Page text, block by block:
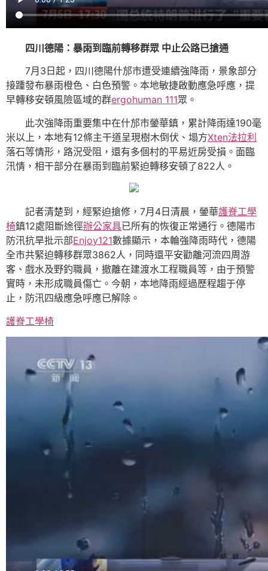
四川德陽：暴雨到臨前轉移群眾 中止公路已搶通
7月3日起，四川德陽什邡市遭受連續強降雨，景象部分
接踵發布暴雨橙色、白色預警。本地敏捷啟動應急呼應，提
早轉移安頓風險區域的群ergohuman 111眾。
此次強降雨重要集中在什邡市鎣華鎮，累計降雨達190毫
米以上，本地有12條主干道呈現樹木倒伏、塌方Xten法拉利
落石等情形，路況受阻，還有多個村的平易近房受損。面臨
汛情，相干部分在暴雨到臨前緊迫轉移安頓了822人。
記者清楚到，經緊迫搶修，7月4日清晨，鎣華護脊工學
椅鎮12處阻斷途徑辦公家具已所有的恢復正常通行。德陽市
防汛抗旱批示部Enjoy121數據顯示，本輪強降雨時代，德陽
全市共緊迫轉移群眾3862人，同時還平安勸離河流四周游
客、戲水及野釣職員，撤離在建渡水工程職員等，由于預警
實時，未形成職員傷亡。今朝，本地降雨經過歷程趨于停
止，防汛四級應急呼應已解除。
護脊工學椅